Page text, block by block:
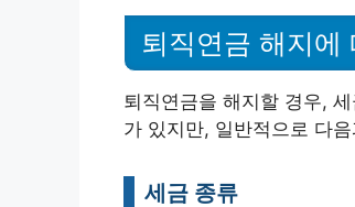
퇴직연금 해지에
퇴직연금을 해지할 경우,
가 있지만, 일반적으로 다
세금 종류